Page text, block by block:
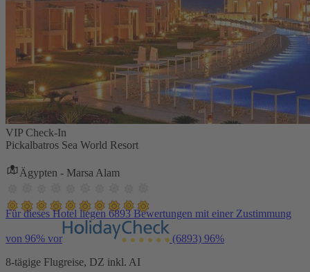
VIP Check-In
Pickalbatros Sea World Resort
Ägypten - Marsa Alam
Für dieses Hotel liegen 6893 Bewertungen mit einer Zustimmung
von 96% vor (6893) 96%
8-tägige Flugreise, DZ inkl. AI